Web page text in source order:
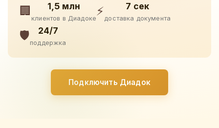
🏢 1,5 млн
клиентов в Диадоке
⚡ 7 сек
доставка документа
🛡️ 24/7
поддержка
Подключить Диадок